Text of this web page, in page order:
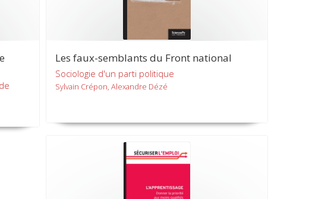
Les faux-semblants du Front national
Sociologie d'un parti politique
Sylvain Crépon, Alexandre Dézé